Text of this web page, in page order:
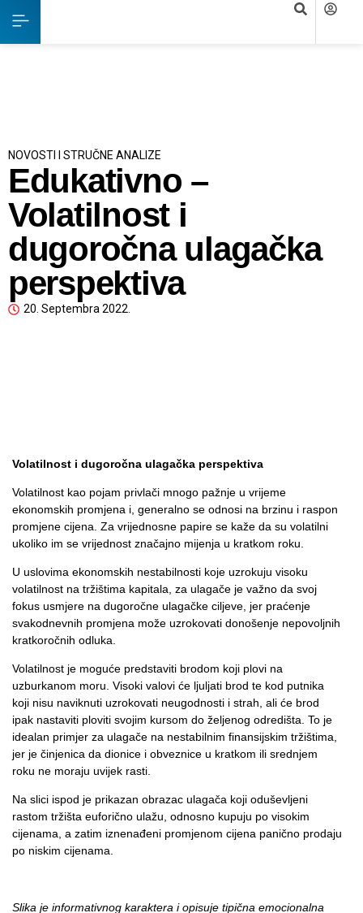
NOVOSTI I STRUČNE ANALIZE
Edukativno –
Volatilnost i
dugoročna ulagačka
perspektiva
20. Septembra 2022.
Volatilnost i dugoročna ulagačka perspektiva
Volatilnost kao pojam privlači mnogo pažnje u vrijeme
ekonomskih promjena i, generalno se odnosi na brzinu i raspon
promjene cijena. Za vrijednosne papire se kaže da su volatilni
ukoliko im se vrijednost značajno mijenja u kratkom roku.
U uslovima ekonomskih nestabilnosti koje uzrokuju visoku
volatilnost na tržištima kapitala, za ulagače je važno da svoj
fokus usmjere na dugoročne ulagačke ciljeve, jer praćenje
svakodnevnih promjena može uzrokovati donošenje nepovoljnih
kratkoročnih odluka.
Volatilnost je moguće predstaviti brodom koji plovi na
uzburkanom moru. Visoki valovi će ljuljati brod te kod putnika
koji nisu naviknuti uzrokovati neugodnosti i strah, ali će brod
ipak nastaviti ploviti svojim kursom do željenog odredišta. To je
idealan primjer za ulagače na nestabilnim finansijskim tržištima,
jer je činjenica da dionice i obveznice u kratkom ili srednjem
roku ne moraju uvijek rasti.
Na slici ispod je prikazan obrazac ulagača koji oduševljeni
rastom tržišta euforično ulažu, odnosno kupuju po visokim
cijenama, a zatim iznenađeni promjenom cijena panično prodaju
po niskim cijenama.
Slika je informativnog karaktera i opisuje tipična emocionalna